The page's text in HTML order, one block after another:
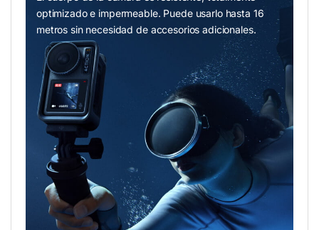
optimizado e impermeable. Puede usarlo hasta 16
metros sin necesidad de accesorios adicionales.